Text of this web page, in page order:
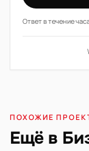
Ответ в течение
ПОХОЖИЕ
Ещё в